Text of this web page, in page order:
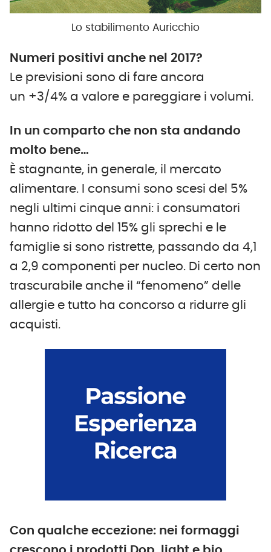
Lo stabilimento Auricchio
Numeri positivi anche nel 2017?
Le previsioni sono di fare ancora
un +3/4% a valore e pareggiare i volumi.
In un comparto che non sta andando
molto bene…
È stagnante, in generale, il mercato
alimentare. I consumi sono scesi del 5%
negli ultimi cinque anni: i consumatori
hanno ridotto del 15% gli sprechi e le
famiglie si sono ristrette, passando da 4,1
a 2,9 componenti per nucleo. Di certo non
trascurabile anche il “fenomeno” delle
allergie e tutto ha concorso a ridurre gli
acquisti.
Con qualche eccezione: nei formaggi